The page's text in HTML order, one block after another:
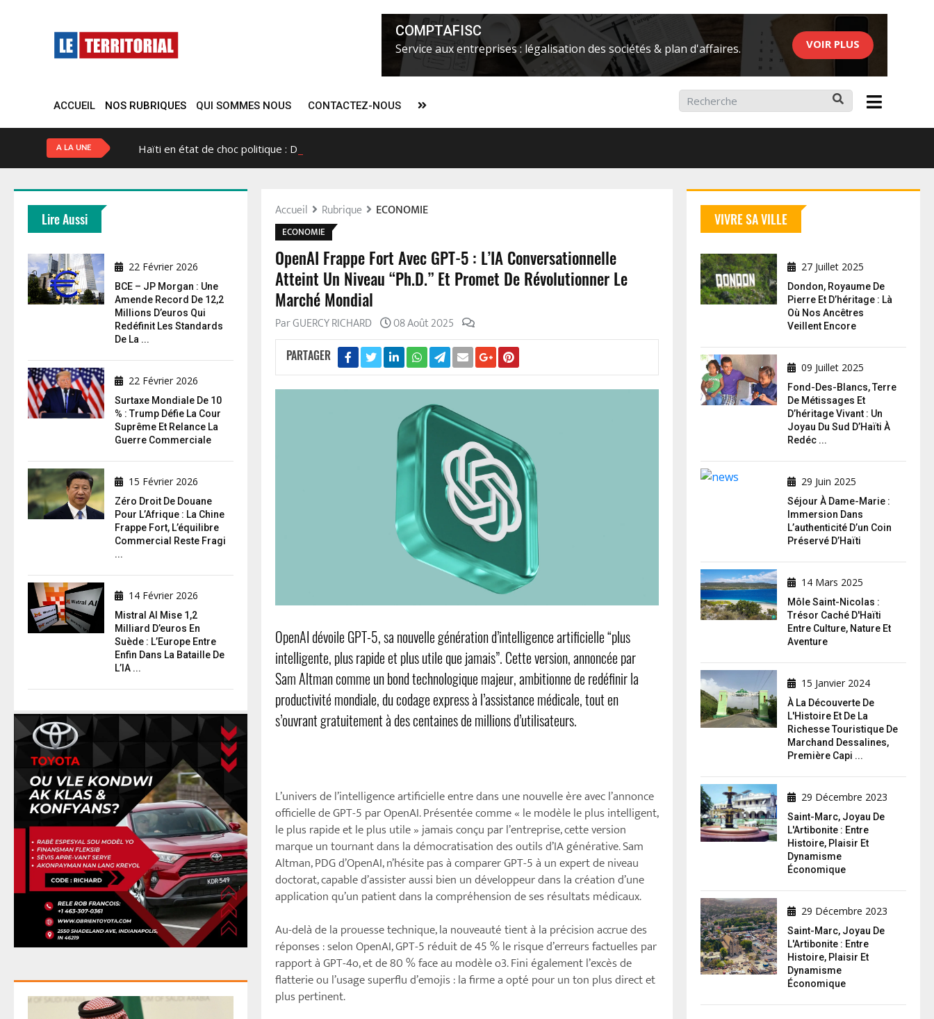
COMPTAFISC
Service aux entreprises : légalisation des sociétés & plan d'affaires. VOIR PLUS
ACCUEIL NOS RUBRIQUES QUI SOMMES NOUS CONTACTEZ-NOUS
A LA UNE Haïti en état de choc politique : Didier Alix Fils-Aimé concentrerait tous les pouvoirs à partir du 7 février 2026
Accueil Rubrique ECONOMIE
ECONOMIE
OpenAI Frappe Fort Avec GPT-5 : L’IA Conversationnelle
Atteint Un Niveau “Ph.D.” Et Promet De Révolutionner Le
Marché Mondial
Par GUERCY RICHARD 08 Août 2025
PARTAGER
OpenAI dévoile GPT-5, sa nouvelle génération d’intelligence artificielle “plus
intelligente, plus rapide et plus utile que jamais”. Cette version, annoncée par
Sam Altman comme un bond technologique majeur, ambitionne de redéfinir la
productivité mondiale, du codage express à l’assistance médicale, tout en
s’ouvrant gratuitement à des centaines de millions d’utilisateurs.
L’univers de l’intelligence artificielle entre dans une nouvelle ère avec l’annonce
officielle de GPT-5 par OpenAI. Présentée comme « le modèle le plus intelligent,
le plus rapide et le plus utile » jamais conçu par l’entreprise, cette version
marque un tournant dans la démocratisation des outils d’IA générative. Sam
Altman, PDG d’OpenAI, n’hésite pas à comparer GPT-5 à un expert de niveau
doctorat, capable d’assister aussi bien un développeur dans la création d’une
application qu’un patient dans la compréhension de ses résultats médicaux.
Au-delà de la prouesse technique, la nouveauté tient à la précision accrue des
réponses : selon OpenAI, GPT-5 réduit de 45 % le risque d’erreurs factuelles par
rapport à GPT-4o, et de 80 % face au modèle o3. Fini également l’excès de
flatterie ou l’usage superflu d’emojis : la firme a opté pour un ton plus direct et
plus pertinent.
Lire Aussi
22 Février 2026
BCE – JP Morgan : Une
Amende Record De 12,2
Millions D’euros Qui
Redéfinit Les Standards
De La ...
22 Février 2026
Surtaxe Mondiale De 10
% : Trump Défie La Cour
Suprême Et Relance La
Guerre Commerciale
15 Février 2026
Zéro Droit De Douane
Pour L’Afrique : La Chine
Frappe Fort, L’équilibre
Commercial Reste Fragi
...
14 Février 2026
Mistral AI Mise 1,2
Milliard D’euros En
Suède : L’Europe Entre
Enfin Dans La Bataille De
L’IA ...
VIVRE SA VILLE
27 Juillet 2025
Dondon, Royaume De
Pierre Et D’héritage : Là
Où Nos Ancêtres
Veillent Encore
09 Juillet 2025
Fond-Des-Blancs, Terre
De Métissages Et
D’héritage Vivant : Un
Joyau Du Sud D’Haïti À
Redéc ...
29 Juin 2025
Séjour À Dame-Marie :
Immersion Dans
L’authenticité D’un Coin
Préservé D’Haïti
14 Mars 2025
Môle Saint-Nicolas :
Trésor Caché D'Haïti
Entre Culture, Nature Et
Aventure
15 Janvier 2024
À La Découverte De
L'Histoire Et De La
Richesse Touristique De
Marchand Dessalines,
Première Capi ...
29 Décembre 2023
Saint-Marc, Joyau De
L'Artibonite : Entre
Histoire, Plaisir Et
Dynamisme
Économique
29 Décembre 2023
Saint-Marc, Joyau De
L'Artibonite : Entre
Histoire, Plaisir Et
Dynamisme
Économique